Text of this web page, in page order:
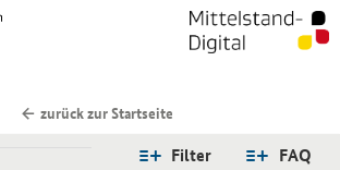
zurück zur Startseite
FAQ
Filter